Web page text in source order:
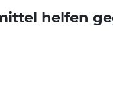
helfen